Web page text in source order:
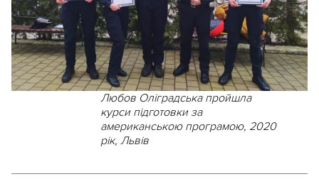
Любов Оліградська пройшла
курси підготовки за
американською програмою, 2020
рік, Львів